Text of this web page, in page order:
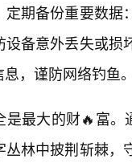
期备份重要数
备意外丢失或
，谨防网络钓鱼
最大的财🔥富。
林中披荆斩棘